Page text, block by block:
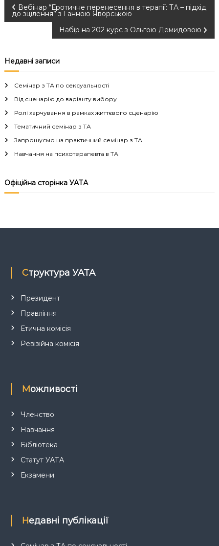
Н
в
і
г
а
ц
я
а
с
в
Вебінар “Еротичне перенесення в терапії: ТА – підхід
до зцілення” з Ганною Яворською
Набір на 202 курс з Ольгою Демидовою
Недавні записи
Семінар з ТА по сексуальності
Від сценарію до варіанту вибору
Ролі харчування в рамках життєвого сценарію
Тематичний семінар з ТА
Запрошуємо на практичний семінар з ТА
Навчання на психотерапевта в ТА
Офіційна сторінка УАТА
Структура УАТА
Президент
Правління
Етична комісія
Ревізійна комісія
Можливості
Членство
Навчання
Бібліотека
Статут УАТА
Екзамени
Недавні публікації